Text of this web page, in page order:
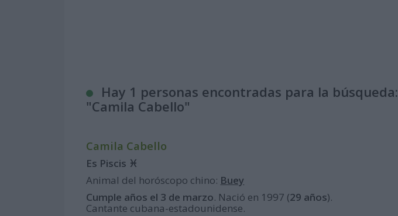
Hay 1 personas encontradas para la búsqueda:
"Camila Cabello"
Camila Cabello
Es Piscis ♓
Animal del horóscopo chino: Buey
Cumple años el 3 de marzo. Nació en 1997 (29 años).
Cantante cubana-estadounidense.